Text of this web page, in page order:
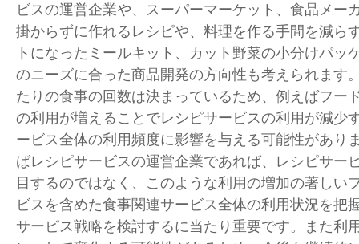
ビスの運営企業や、スーパーマーケット、食品メー
掛からずに作れるレシピや、料理を作る手間を減ら
トになったミールキット、カット野菜の小分けパッ
のニーズに合った商品開発の方向性も考えられます
たりの食事の回数は決まっているため、例えばフー
の利用が増えることでレシピサービスの利用が減少
ービス全体の利用頻度に影響を与える可能性があり
ばレシピサービスの運営企業であれば、レシピサー
目するのではなく、このような利用の増加の著しい
ビスを含めた食事関連サービス全体の利用状況を把
サービス戦略を検討するに当たり重要です。また利